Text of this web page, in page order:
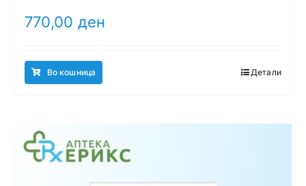
770,00 ден
Во кошница Детали